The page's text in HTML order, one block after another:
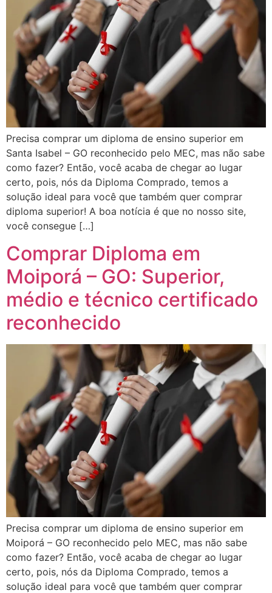
Precisa comprar um diploma de ensino superior em
Santa Isabel – GO reconhecido pelo MEC, mas não sabe
como fazer? Então, você acaba de chegar ao lugar
certo, pois, nós da Diploma Comprado, temos a
solução ideal para você que também quer comprar
diploma superior! A boa notícia é que no nosso site,
você consegue […]
Comprar Diploma em
Moiporá – GO: Superior,
médio e técnico certificado
reconhecido
Precisa comprar um diploma de ensino superior em
Moiporá – GO reconhecido pelo MEC, mas não sabe
como fazer? Então, você acaba de chegar ao lugar
certo, pois, nós da Diploma Comprado, temos a
solução ideal para você que também quer comprar